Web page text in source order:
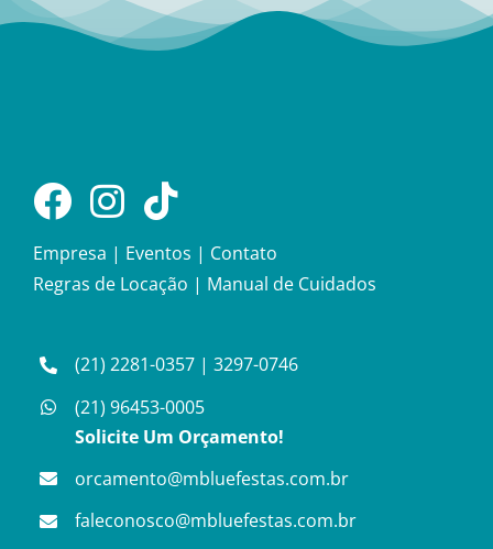
Empresa | Eventos | Contato
Regras de Locação | Manual de Cuidados
(21) 2281-0357 |3297-0746
(21) 96453-0005
Solicite Um Orçamento!
orcamento@mbluefestas.com.br
faleconosco@mbluefestas.com.br